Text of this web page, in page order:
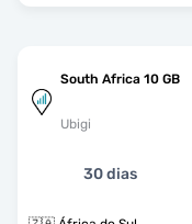
South Africa 10 GB
Ubigi
30 dias